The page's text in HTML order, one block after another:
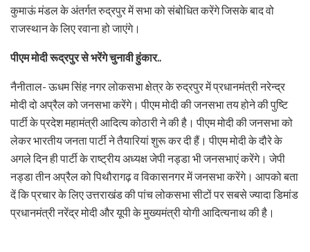
कुमाऊं मंडल के अंतर्गत रुद्रपुर में सभा को संबोधित करेंगे जिसके बाद वो
राजस्थान के लिए रवाना हो जाएंगे।
पीएम मोदी रूद्रपुर से भरेंगे चुनावी हुंकार..
नैनीताल- ऊधम सिंह नगर लोकसभा क्षेत्र के रुद्रपुर में प्रधानमंत्री नरेन्द्र
मोदी दो अप्रैल को जनसभा करेंगे। पीएम मोदी की जनसभा तय होने की पुष्टि
पार्टी के प्रदेश महामंत्री आदित्य कोठारी ने की है। पीएम मोदी की जनसभा को
लेकर भारतीय जनता पार्टी ने तैयारियां शुरू कर दी हैं। पीएम मोदी के दौरे के
अगले दिन ही पार्टी के राष्ट्रीय अध्यक्ष जेपी नड्डा भी जनसभाएं करेंगे। जेपी
नड्डा तीन अप्रैल को पिथौरागढ़ व विकासनगर में जनसभा करेंगे। आपको बता
दें कि प्रचार के लिए उत्तराखंड की पांच लोकसभा सीटों पर सबसे ज्यादा डिमांड
प्रधानमंत्री नरेंद्र मोदी और यूपी के मुख्यमंत्री योगी आदित्यनाथ की है।